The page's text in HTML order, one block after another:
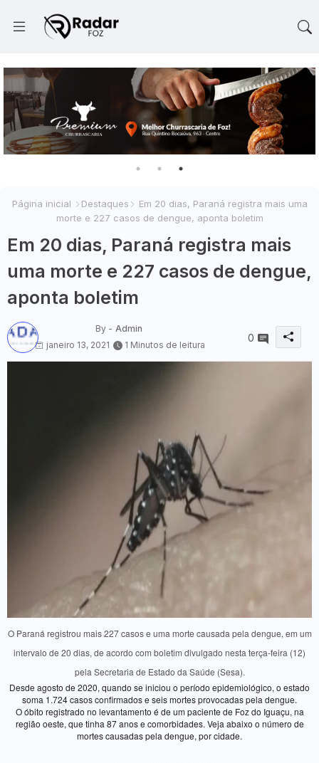
Página inicial Destaques
Em 20 dias, Paraná registra mais uma
morte e 227 casos de dengue, aponta boletim
Em 20 dias, Paraná registra mais
uma morte e 227 casos de dengue,
aponta boletim
By - Admin
janeiro 13, 2021
1 Minutos de leitura
0
O Paraná registrou mais 227 casos e uma morte causada pela dengue, em um
intervalo de 20 dias, de acordo com boletim divulgado nesta terça-feira (12)
pela Secretaria de Estado da Saúde (Sesa).
Desde agosto de 2020, quando se iniciou o período epidemiológico, o estado
soma 1.724 casos confirmados e seis mortes provocadas pela dengue.
O óbito registrado no levantamento é de um paciente de Foz do Iguaçu, na
região oeste, que tinha 87 anos e comorbidades. Veja abaixo o número de
mortes causadas pela dengue, por cidade.